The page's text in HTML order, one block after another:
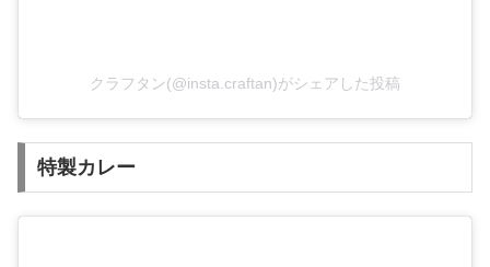
クラフタン(@insta.craftan)がシェアした投稿
特製カレー